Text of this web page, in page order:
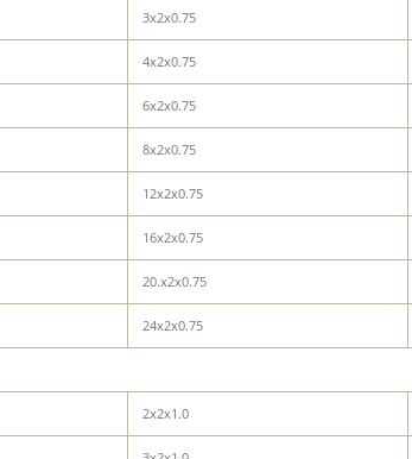
3x2x0.75
4x2x0.75
6x2x0.75
8x2x0.75
12x2x0.75
16x2x0.75
20.x2x0.75
24x2x0.75
2x2x1.0